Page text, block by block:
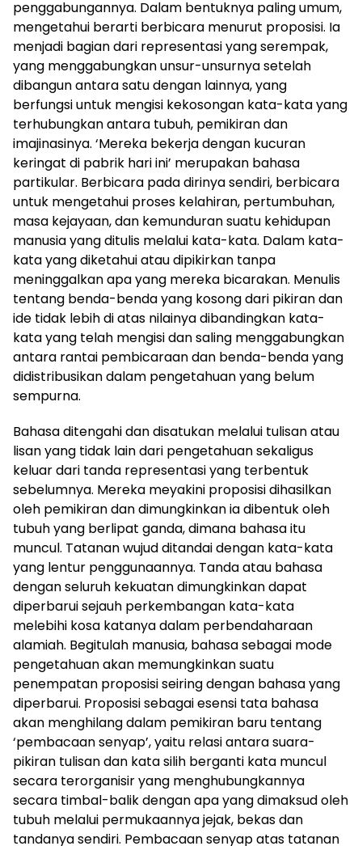
penggabungannya. Dalam bentuknya paling umum,
mengetahui berarti berbicara menurut proposisi. Ia
menjadi bagian dari representasi yang serempak,
yang menggabungkan unsur-unsurnya setelah
dibangun antara satu dengan lainnya, yang
berfungsi untuk mengisi kekosongan kata-kata yang
terhubungkan antara tubuh, pemikiran dan
imajinasinya. ‘Mereka bekerja dengan kucuran
keringat di pabrik hari ini’ merupakan bahasa
partikular. Berbicara pada dirinya sendiri, berbicara
untuk mengetahui proses kelahiran, pertumbuhan,
masa kejayaan, dan kemunduran suatu kehidupan
manusia yang ditulis melalui kata-kata. Dalam kata-
kata yang diketahui atau dipikirkan tanpa
meninggalkan apa yang mereka bicarakan. Menulis
tentang benda-benda yang kosong dari pikiran dan
ide tidak lebih di atas nilainya dibandingkan kata-
kata yang telah mengisi dan saling menggabungkan
antara rantai pembicaraan dan benda-benda yang
didistribusikan dalam pengetahuan yang belum
sempurna.
Bahasa ditengahi dan disatukan melalui tulisan atau
lisan yang tidak lain dari pengetahuan sekaligus
keluar dari tanda representasi yang terbentuk
sebelumnya. Mereka meyakini proposisi dihasilkan
oleh pemikiran dan dimungkinkan ia dibentuk oleh
tubuh yang berlipat ganda, dimana bahasa itu
muncul. Tatanan wujud ditandai dengan kata-kata
yang lentur penggunaannya. Tanda atau bahasa
dengan seluruh kekuatan dimungkinkan dapat
diperbarui sejauh perkembangan kata-kata
melebihi kosa katanya dalam perbendaharaan
alamiah. Begitulah manusia, bahasa sebagai mode
pengetahuan akan memungkinkan suatu
penempatan proposisi seiring dengan bahasa yang
diperbarui. Proposisi sebagai esensi tata bahasa
akan menghilang dalam pemikiran baru tentang
‘pembacaan senyap’, yaitu relasi antara suara-
pikiran tulisan dan kata silih berganti kata muncul
secara terorganisir yang menghubungkannya
secara timbal-balik dengan apa yang dimaksud oleh
tubuh melalui permukaannya jejak, bekas dan
tandanya sendiri. Pembacaan senyap atas tatanan